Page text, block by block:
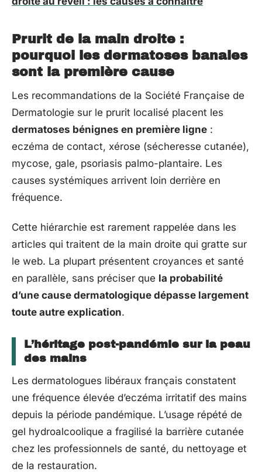
Prurit de la main droite :
pourquoi les dermatoses banales
sont la première cause
Les recommandations de la Société Française de
Dermatologie sur le prurit localisé placent les
dermatoses bénignes en première ligne :
eczéma de contact, xérose (sécheresse cutanée),
mycose, gale, psoriasis palmo-plantaire. Les
causes systémiques arrivent loin derrière en
fréquence.
Cette hiérarchie est rarement rappelée dans les
articles qui traitent de la main droite qui gratte sur
le web. La plupart présentent croyances et santé
en parallèle, sans préciser que la probabilité
d’une cause dermatologique dépasse largement
toute autre explication.
L’héritage post-pandémie sur la peau
des mains
Les dermatologues libéraux français constatent
une fréquence élevée d’eczéma irritatif des mains
depuis la période pandémique. L’usage répété de
gel hydroalcoolique a fragilisé la barrière cutanée
chez les professionnels de santé, du nettoyage et
de la restauration.